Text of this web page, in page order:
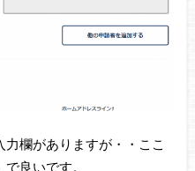
欄がありますが・・ここ
良いです。